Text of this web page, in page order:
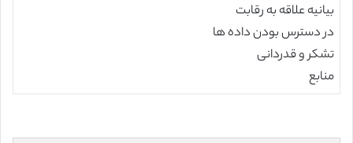
بیانیه علاقه به رقابت
در دسترس بودن داده ها
تشکر و قدردانی
منابع